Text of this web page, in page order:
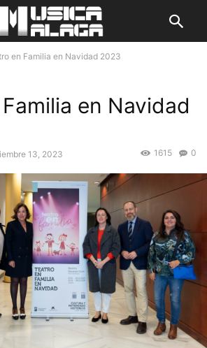
en Familia en Navidad 2023
en Navidad
13, 2023 0
1615